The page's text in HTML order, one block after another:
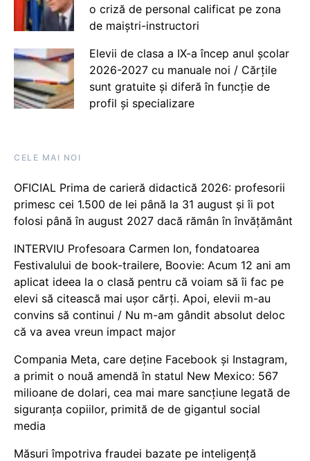
o criză de personal calificat pe zona
de maiștri-instructori
Elevii de clasa a IX-a încep anul școlar
2026-2027 cu manuale noi / Cărțile
sunt gratuite și diferă în funcție de
profil și specializare
CELE MAI NOI
OFICIAL Prima de carieră didactică 2026: profesorii
primesc cei 1.500 de lei până la 31 august și îi pot
folosi până în august 2027 dacă rămân în învățământ
INTERVIU Profesoara Carmen Ion, fondatoarea
Festivalului de book-trailere, Boovie: Acum 12 ani am
aplicat ideea la o clasă pentru că voiam să îi fac pe
elevi să citească mai ușor cărți. Apoi, elevii m-au
convins să continui / Nu m-am gândit absolut deloc
că va avea vreun impact major
Compania Meta, care deține Facebook și Instagram,
a primit o nouă amendă în statul New Mexico: 567
milioane de dolari, cea mai mare sancțiune legată de
siguranța copiilor, primită de de gigantul social
media
Măsuri împotriva fraudei bazate pe inteligență